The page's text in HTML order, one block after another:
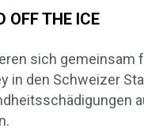
OFF THE ICE
sich gemeinsam
in den Schweizer